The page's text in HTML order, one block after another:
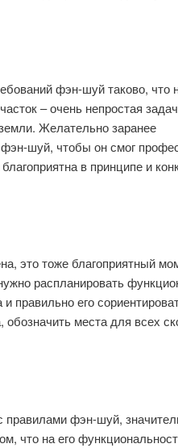
фэн-шуй таково, что
– очень непростая
Желательно заранее
шуй, чтобы он смог
в принципе и
это тоже благоприятный
распланировать
правильно его
обозначить места для всех
правилами фэн-шуй,
что на его